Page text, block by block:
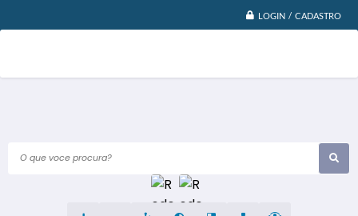
LOGIN / CADASTRO
O que voce procura?